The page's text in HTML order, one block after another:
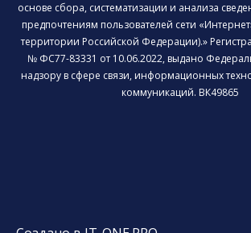
основе сбора, систематизации и анализа
предпочтениям пользователей сети
территории Российской Федерации).»
№ ФС77-83331 от 10.06.2022, выдано
надзору в сфере связи, информационных
коммуникаций. ВК49865